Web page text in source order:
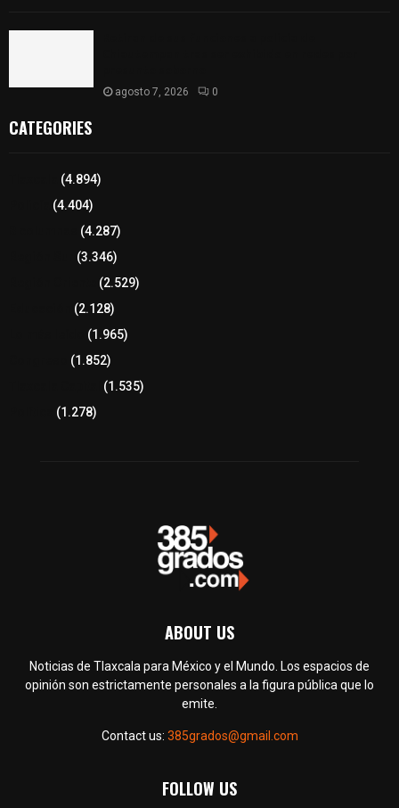
agosto 7, 2026 0
CATEGORIES
(4.894)
(4.404)
(4.287)
(3.346)
(2.529)
(2.128)
(1.965)
(1.852)
(1.535)
(1.278)
ABOUT US
Noticias de Tlaxcala para México y el Mundo. Los espacios de
opinión son estrictamente personales a la figura pública que lo
emite.
Contact us: 385grados@gmail.com
FOLLOW US